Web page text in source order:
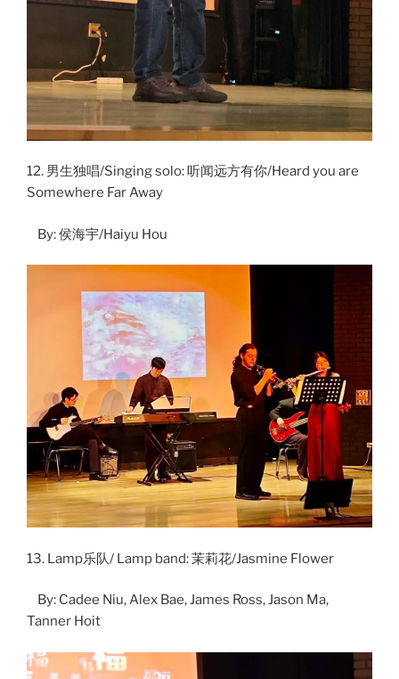
12. 男生独唱/Singing solo: 听闻远方有你/Heard you are
Somewhere Far Away
By: 侯海宇/Haiyu Hou
13. Lamp乐队/ Lamp band: 茉莉花/Jasmine Flower
By: Cadee Niu, Alex Bae, James Ross, Jason Ma,
Tanner Hoit